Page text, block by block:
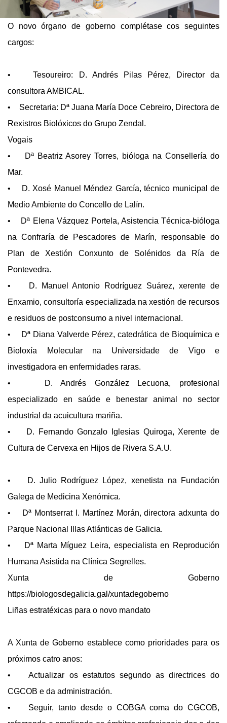
O novo órgano de goberno complétase cos seguintes
cargos:
• Tesoureiro: D. Andrés Pilas Pérez, Director da
consultora AMBICAL.
• Secretaria: Dª Juana María Doce Cebreiro, Directora de
Rexistros Biolóxicos do Grupo Zendal.
Vogais
• Dª Beatriz Asorey Torres, bióloga na Consellería do
Mar.
• D. Xosé Manuel Méndez García, técnico municipal de
Medio Ambiente do Concello de Lalín.
• Dª Elena Vázquez Portela, Asistencia Técnica-bióloga
na Confraría de Pescadores de Marín, responsable do
Plan de Xestión Conxunto de Solénidos da Ría de
Pontevedra.
• D. Manuel Antonio Rodríguez Suárez, xerente de
Enxamio, consultoría especializada na xestión de recursos
e residuos de postconsumo a nivel internacional.
• Dª Diana Valverde Pérez, catedrática de Bioquímica e
Bioloxía Molecular na Universidade de Vigo e
investigadora en enfermidades raras.
• D. Andrés González Lecuona, profesional
especializado en saúde e benestar animal no sector
industrial da acuicultura mariña.
• D. Fernando Gonzalo Iglesias Quiroga, Xerente de
Cultura de Cervexa en Hijos de Rivera S.A.U.
• D. Julio Rodríguez López, xenetista na Fundación
Galega de Medicina Xenómica.
• Dª Montserrat I. Martínez Morán, directora adxunta do
Parque Nacional Illas Atlánticas de Galicia.
• Dª Marta Míguez Leira, especialista en Reprodución
Humana Asistida na Clínica Segrelles.
Xunta de Goberno
https://biologosdegalicia.gal/xuntadegoberno
Liñas estratéxicas para o novo mandato
A Xunta de Goberno establece como prioridades para os
próximos catro anos:
• Actualizar os estatutos segundo as directrices do
CGCOB e da administración.
• Seguir, tanto desde o COBGA coma do CGCOB,